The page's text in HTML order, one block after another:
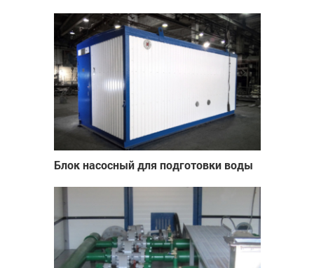
Блок насосный для подготовки воды